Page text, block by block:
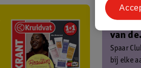
Ben
van de
Club?
Spaar
bij elke